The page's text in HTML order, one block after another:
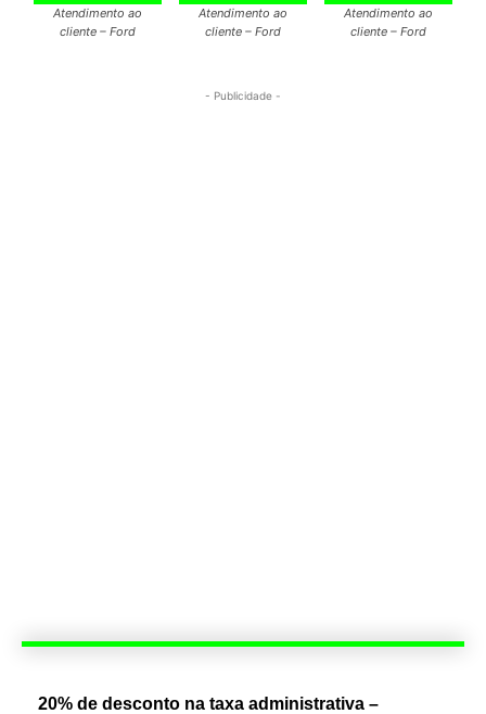
Atendimento ao
cliente – Ford
Atendimento ao
cliente – Ford
Atendimento ao
cliente – Ford
- Publicidade -
20% de desconto na taxa administrativa –